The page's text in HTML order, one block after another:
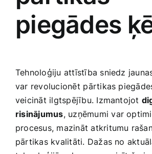
piegādes
Tehnoloģiju attīstība sniedz
var revolucionēt⁣ pārtikas
veicināt ilgtspējību. Izmantojot
risinājumus, uzņēmumi var
procesus, mazināt atkritumu
pārtikas kvalitāti. Dažas no